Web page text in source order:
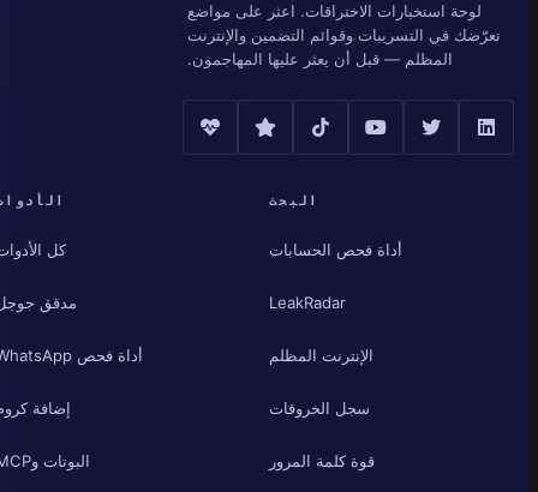
لوحة استخبارات الاختراقات. اعثر على مواضع
تعرّضك في التسريبات وقوائم التضمين والإنترنت
المظلم — قبل أن يعثر عليها المهاجمون.
البحث
أداة فحص الحسابات
LeakRadar
الإنترنت المظلم
سجل الخروقات
قوة كلمة المرور
الأدوات
كل الأدوات
مدقق جوجل
أداة فحص WhatsApp
إضافة كروم
البوتات وMCP